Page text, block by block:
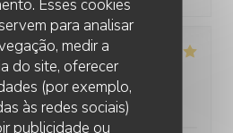
Esses cookies
para analisar
medir a
do site, oferecer
(por exemplo,
às redes sociais)
publicidade ou
8
5 menu 5 quality_price